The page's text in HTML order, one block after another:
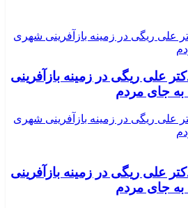
علی ریگی در زمینه بازآفرینی
به جای مردم
علی ریگی در زمینه بازآفرینی
به جای مردم